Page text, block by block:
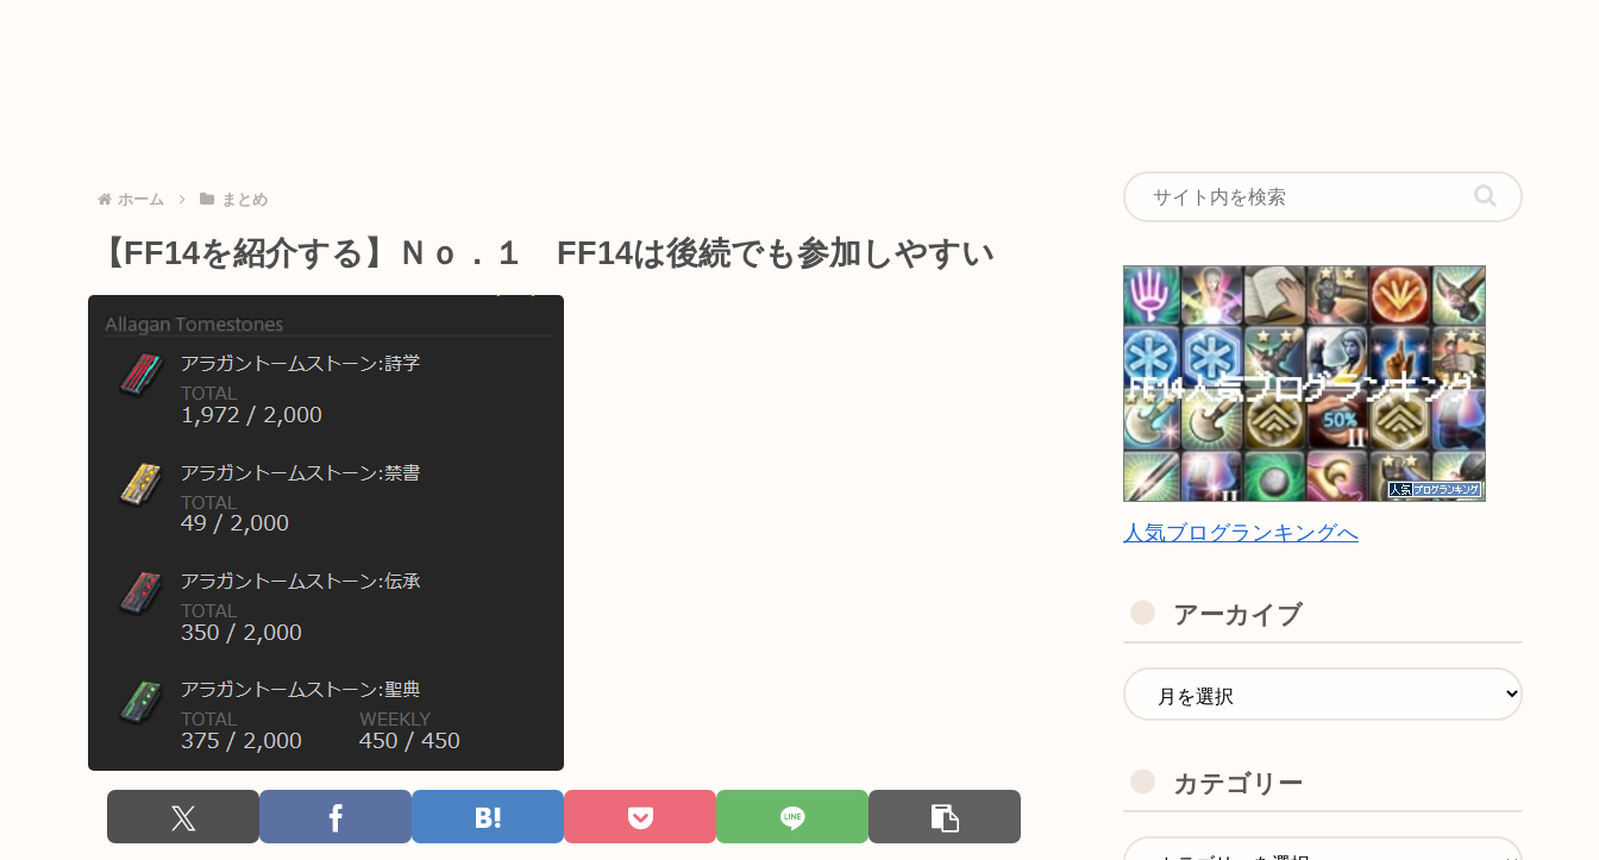
ホーム まとめ
【FF14を紹介する】Ｎｏ．１ FF14は後続でも参加しやすい
人気ブログランキングへ
アーカイブ
カテゴリー